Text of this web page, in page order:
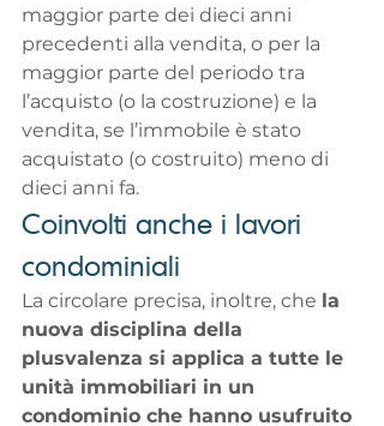
maggior parte dei dieci anni
precedenti alla vendita, o per la
maggior parte del periodo tra
l’acquisto (o la costruzione) e la
vendita, se l’immobile è stato
acquistato (o costruito) meno di
dieci anni fa.
Coinvolti anche i lavori
condominiali
La circolare precisa, inoltre, che la
nuova disciplina della
plusvalenza si applica a tutte le
unità immobiliari in un
condominio che hanno usufruito